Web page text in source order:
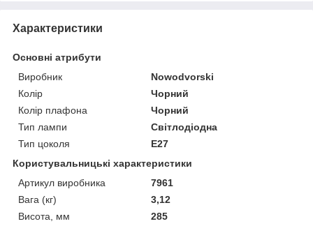
Характеристики
Основні атрибути
Виробник
Nowodvorski
Колір
Чорний
Колір плафона
Чорний
Тип лампи
Світлодіодна
Тип цоколя
E27
Користувальницькі характеристики
Артикул виробника
7961
Вага (кг)
3,12
Висота, мм
285